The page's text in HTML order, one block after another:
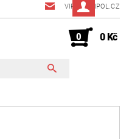
VIPOL@VIPOL.CZ
0 0 Kč